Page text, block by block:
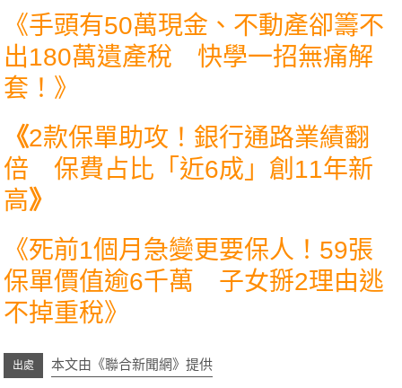
《手頭有50萬現金、不動產卻籌不
出180萬遺產稅 快學一招無痛解
套！ 》
《2款保單助攻！銀行通路業績翻
倍 保費占比「近6成」創11年新
高》
《死前1個月急變更要保人！59張
保單價值逾6千萬 子女掰2理由逃
不掉重稅》
本文由《聯合新聞網》提供